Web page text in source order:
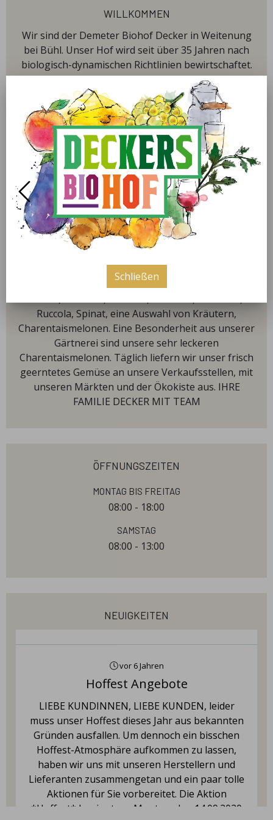
willkommen
Wir sind der Demeter Biohof Decker in Weitenung
bei Bühl. Unser Hof wird seit über 35 Jahren nach
biologisch-dynamischen Richtlinien bewirtschaftet.
Im Jahr 2004 haben wir den Betrieb übernommen
und bewirtschaften seither ca. 13 Hektar Land.
Neben ca. 10 Hektar Freiland bauen wir auch in
einem 0,5 Hektar großen Gewächshaus Gemüse in
mehreren Fruchtfolgen an. Auf der restlichen Fläche
wachsen Sträucher und Hecken, die als
Rückzugsgebiet für Vögel und Nützlinge dienen. Im
Freiland werden vor allem verschiedene Salate,
Radicchio, Zuckerhut, Chinakohl, Kohlrabi,
Blumenkohl, Broccoli, Romanesco, Wirsing, Weiß-
und Rotkraut, Spitzkraut, Rosenkohl, Grünkohl,
verschiedene Rübensorten, Sellerie, Fenchel, Spinat,
Zuckermais, Zwiebeln und Zwiebelbunde angebaut.
Aus dem Gewächshaus kommen verschiedene
Ruccola, Spinat, eine Auswahl von Kräutern,
Charentaismelonen. Eine Besonderheit aus unserer
Gärtnerei sind unsere sehr leckeren
Charentaismelonen. Täglich liefern wir unser frisch
geerntetes Gemüse an unsere Verkaufsstellen, mit
unseren Märkten und der Ökokiste aus. IHRE
FAMILIE DECKER MIT TEAM
öffnungszeiten
Montag bis Freitag
08:00 - 18:00
Samstag
08:00 - 13:00
neuigkeiten
vor 6 Jahren
Hoffest Angebote
LIEBE KUNDINNEN, LIEBE KUNDEN, leider
muss unser Hoffest dieses Jahr aus bekannten
Gründen ausfallen. Um dennoch ein bisschen
Hoffest-Atmosphäre aufkommen zu lassen,
haben wir uns mit unseren Herstellern und
Lieferanten zusammengetan und ein paar tolle
Aktionen für Sie vorbereitet. Die Aktion
*Hoffest* beginnt am Montag, den 14.09.2020
Schließen